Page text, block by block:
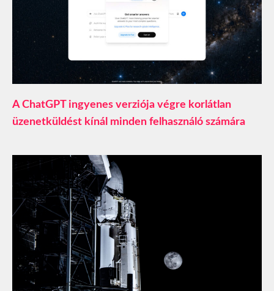
A ChatGPT ingyenes verziója végre korlátlan
üzenetküldést kínál minden felhasználó számára